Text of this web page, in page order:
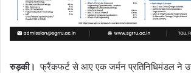
रुड़की। फ्रैंकफर्ट से आए एक जर्मन प्रतिनिधिमंडल ने